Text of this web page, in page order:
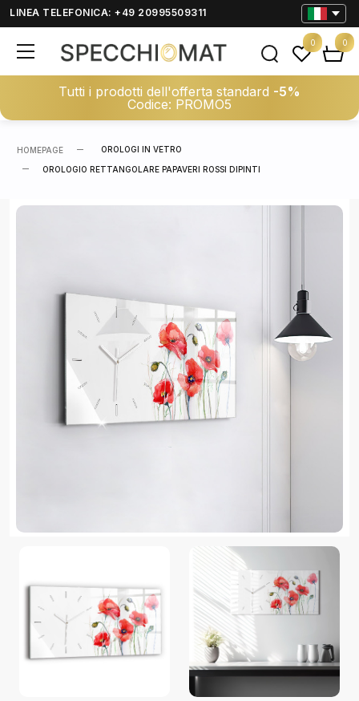
LINEA TELEFONICA: +49 20995509311
Tutti i prodotti dell'offerta standard -5%
Codice: PROMO5
0 0
HOMEPAGE OROLOGI IN VETRO
OROLOGIO RETTANGOLARE PAPAVERI ROSSI DIPINTI